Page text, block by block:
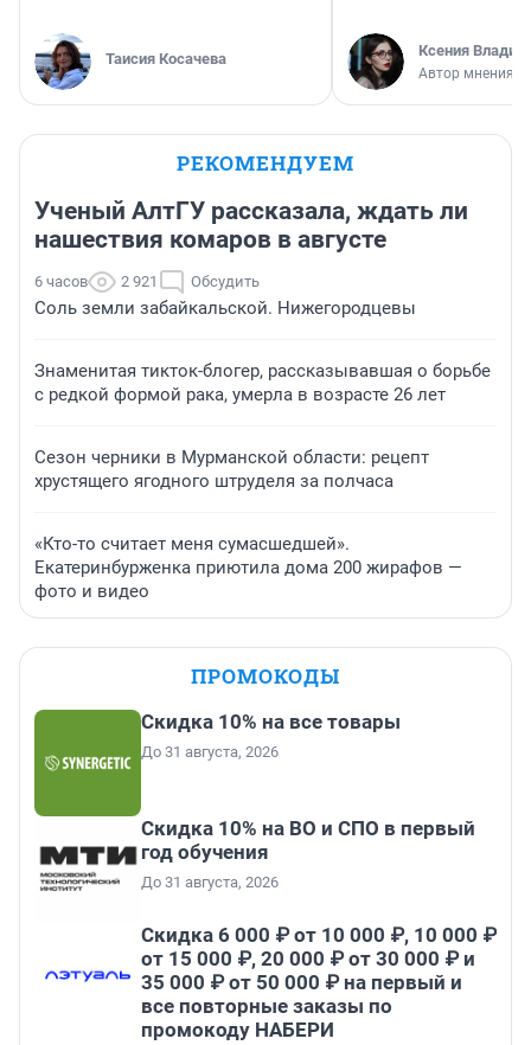
Таисия Косачева Ксения
Автор мнения
РЕКОМЕНДУЕМ
Ученый АлтГУ рассказала, ждать ли
нашествия комаров в августе
6 часов 2 921 Обсудить
Соль земли забайкальской. Нижегородцевы
Знаменитая тикток-блогер, рассказывавшая о борьбе
с редкой формой рака, умерла в возрасте 26 лет
Сезон черники в Мурманской области: рецепт
хрустящего ягодного штруделя за полчаса
«Кто-то считает меня сумасшедшей».
Екатеринбурженка приютила дома 200 жирафов —
фото и видео
ПРОМОКОДЫ
Скидка 10% на все товары
До 31 августа, 2026
Скидка 10% на ВО и СПО в первый
год обучения
До 31 августа, 2026
Скидка 6 000 ₽ от 10 000 ₽, 10 000 ₽
от 15 000 ₽, 20 000 ₽ от 30 000 ₽ и
35 000 ₽ от 50 000 ₽ на первый и
все повторные заказы по
промокоду НАБЕРИ